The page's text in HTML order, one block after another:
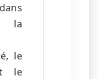
la
le
le